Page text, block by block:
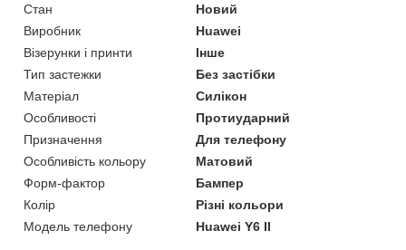
Стан
Новий
Виробник
Huawei
Візерунки і принти
Інше
Тип застежки
Без застібки
Матеріал
Силікон
Особливості
Протиударний
Призначення
Для телефону
Особливість кольору
Матовий
Форм-фактор
Бампер
Колір
Різні кольори
Модель телефону
Huawei Y6 II